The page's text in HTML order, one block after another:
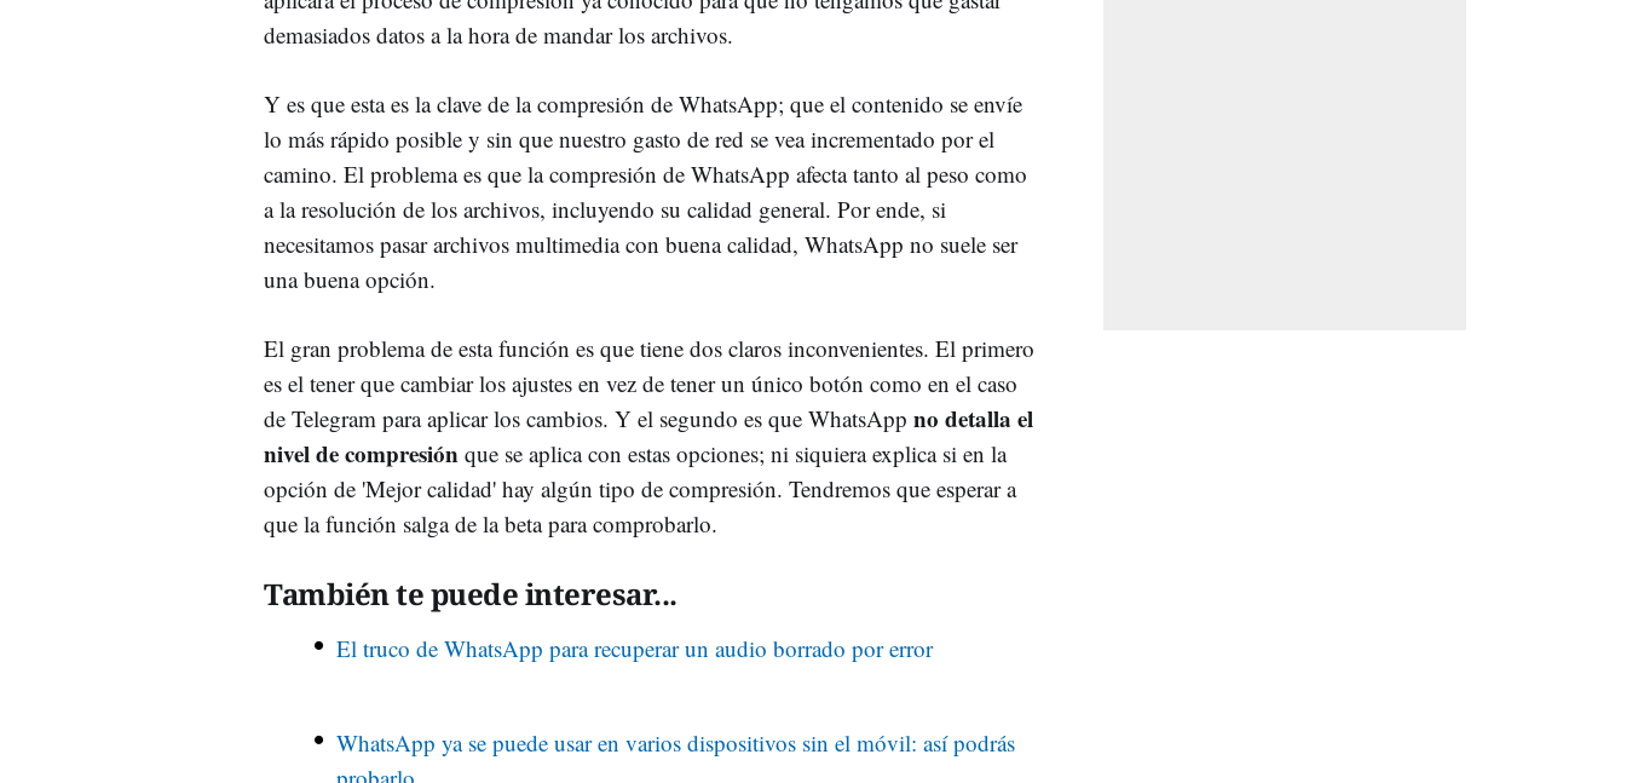
demasiados datos a la hora de mandar los archivos.
Y es que esta es la clave de la compresión de WhatsApp; que el contenido se envíe
lo más rápido posible y sin que nuestro gasto de red se vea incrementado por el
camino. El problema es que la compresión de WhatsApp afecta tanto al peso como
a la resolución de los archivos, incluyendo su calidad general. Por ende, si
necesitamos pasar archivos multimedia con buena calidad, WhatsApp no suele ser
una buena opción.
El gran problema de esta función es que tiene dos claros inconvenientes. El primero
es el tener que cambiar los ajustes en vez de tener un único botón como en el caso
de Telegram para aplicar los cambios. Y el segundo es que WhatsApp no detalla el
nivel de compresión que se aplica con estas opciones; ni siquiera explica si en la
opción de 'Mejor calidad' hay algún tipo de compresión. Tendremos que esperar a
que la función salga de la beta para comprobarlo.
También te puede interesar...
El truco de WhatsApp para recuperar un audio borrado por error
WhatsApp ya se puede usar en varios dispositivos sin el móvil: así podrás